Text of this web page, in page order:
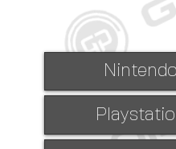
Nintendo